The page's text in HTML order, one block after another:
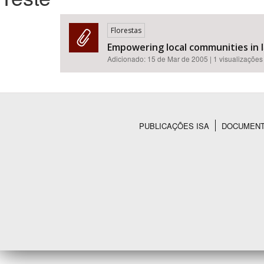
Área de Levantamento
Florestas
Empowering local communities in
Adicionado: 15 de Mar de 2005 | 1 visualizações
PUBLICAÇÕES ISA